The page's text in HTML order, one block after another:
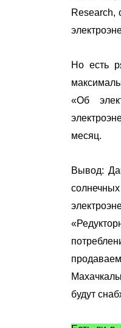
Research,
Но есть
«Об
месяц.
Вывод:
будут